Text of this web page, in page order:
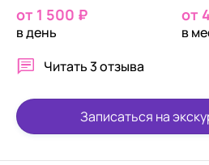
от 1 500 ₽
в день
от
в
Читать3 отзыва
Записаться на